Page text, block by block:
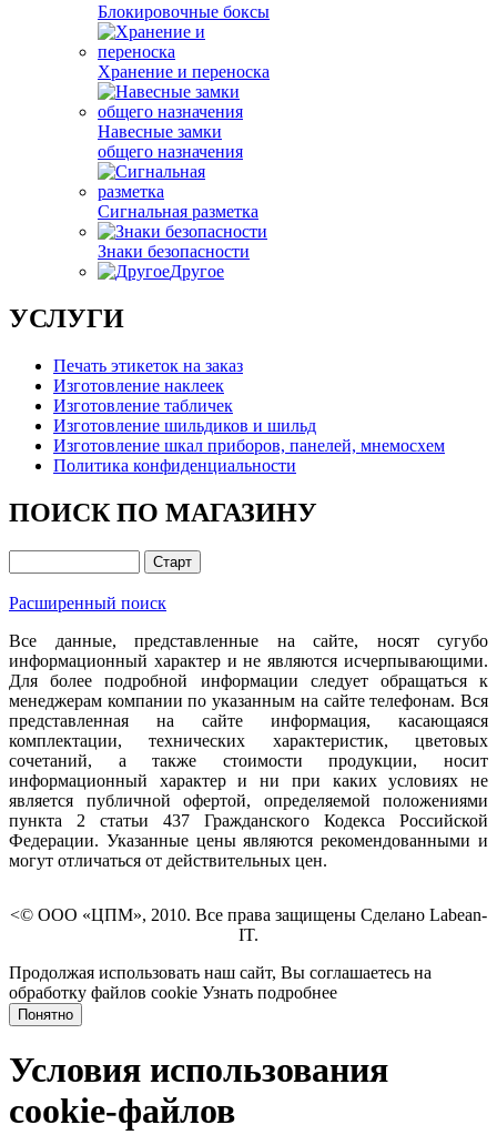
Блокировочные боксы
Хранение и переноска
Навесные замки
общего назначения
Сигнальная разметка
Знаки безопасности
Другое
УСЛУГИ
Печать этикеток на заказ
Изготовление наклеек
Изготовление табличек
Изготовление шильдиков и шильд
Изготовление шкал приборов, панелей, мнемосхем
Политика конфиденциальности
ПОИСК ПО МАГАЗИНУ
Расширенный поиск
Все данные, представленные на сайте, носят сугубо
информационный характер и не являются исчерпывающими.
Для более подробной информации следует обращаться к
менеджерам компании по указанным на сайте телефонам. Вся
представленная на сайте информация, касающаяся
комплектации, технических характеристик, цветовых
сочетаний, а также стоимости продукции, носит
информационный характер и ни при каких условиях не
является публичной офертой, определяемой положениями
пункта 2 статьи 437 Гражданского Кодекса Российской
Федерации. Указанные цены являются рекомендованными и
могут отличаться от действительных цен.
<© ООО «ЦПМ», 2010. Все права защищены Сделано Labean-
IT.
Продолжая использовать наш сайт, Вы соглашаетесь на
обработку файлов cookie Узнать подробнее
Понятно
Условия использования
cookie-файлов